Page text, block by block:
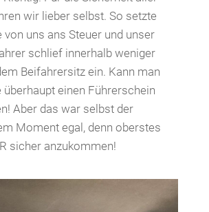
wir lieber selbst. So setzte
von uns ans Steuer und unser
schlief innerhalb weniger
Beifahrersitz ein. Kann man
überhaupt einen Führerschein
Aber das war selbst der
Moment egal, denn oberstes
sicher anzukommen!